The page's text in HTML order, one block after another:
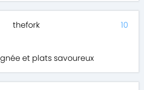
thefork
et plats savoureux
10